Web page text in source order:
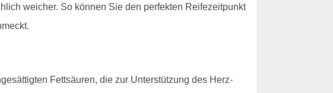
weicher. So können Sie den perfekten Reifezeitpunkt
Fettsäuren, die zur Unterstützung des Herz-